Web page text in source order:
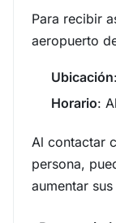
Para recibir
aeropuerto
Ubicación
Horario:
Al contactar
persona,
aumentar